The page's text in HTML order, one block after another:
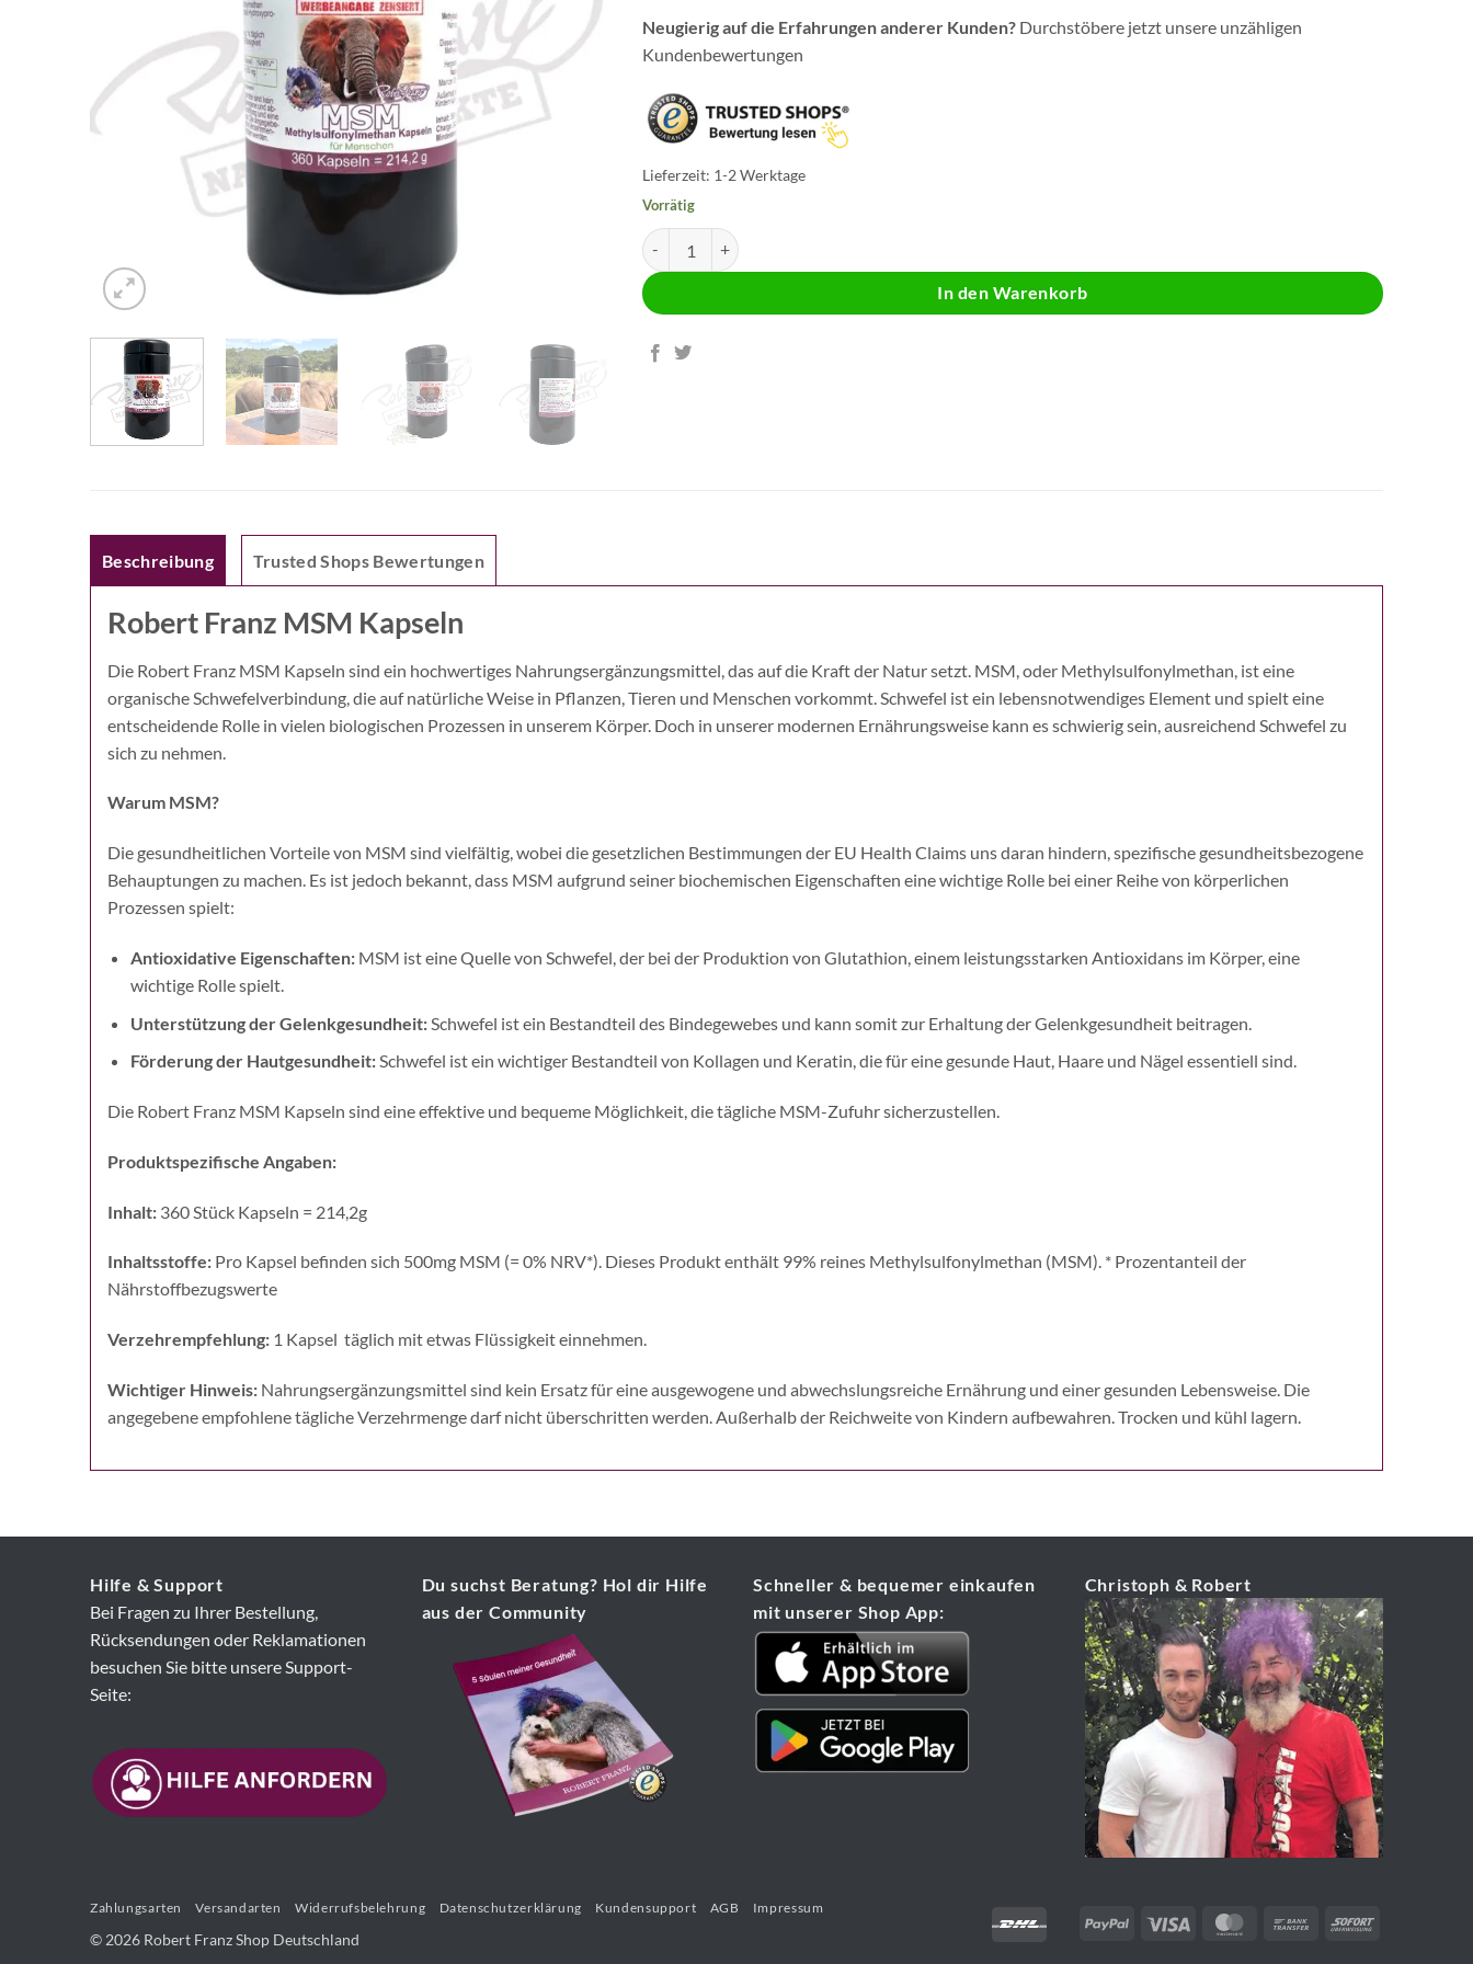
Neugierig auf die Erfahrungen anderer Kunden? Durchstöbere jetzt unsere unzähligen
Kundenbewertungen
Lieferzeit: 1-2 Werktage
Vorrätig
MSM Kapseln Menge
In den Warenkorb
Beschreibung Trusted Shops Bewertungen
Robert Franz MSM Kapseln
Die Robert Franz MSM Kapseln sind ein hochwertiges Nahrungsergänzungsmittel, das auf die Kraft der Natur setzt. MSM, oder Methylsulfonylmethan, ist eine
organische Schwefelverbindung, die auf natürliche Weise in Pflanzen, Tieren und Menschen vorkommt. Schwefel ist ein lebensnotwendiges Element und spielt eine
entscheidende Rolle in vielen biologischen Prozessen in unserem Körper. Doch in unserer modernen Ernährungsweise kann es schwierig sein, ausreichend Schwefel zu
sich zu nehmen.
Warum MSM?
Die gesundheitlichen Vorteile von MSM sind vielfältig, wobei die gesetzlichen Bestimmungen der EU Health Claims uns daran hindern, spezifische gesundheitsbezogene
Behauptungen zu machen. Es ist jedoch bekannt, dass MSM aufgrund seiner biochemischen Eigenschaften eine wichtige Rolle bei einer Reihe von körperlichen
Prozessen spielt:
Antioxidative Eigenschaften:MSM ist eine Quelle von Schwefel, der bei der Produktion von Glutathion, einem leistungsstarken Antioxidans im Körper, eine
wichtige Rolle spielt.
Unterstützung der Gelenkgesundheit:Schwefel ist ein Bestandteil des Bindegewebes und kann somit zur Erhaltung der Gelenkgesundheit beitragen.
Förderung der Hautgesundheit:Schwefel ist ein wichtiger Bestandteil von Kollagen und Keratin, die für eine gesunde Haut, Haare und Nägel essentiell sind.
Die Robert Franz MSM Kapseln sind eine effektive und bequeme Möglichkeit, die tägliche MSM-Zufuhr sicherzustellen.
Produktspezifische Angaben:
Inhalt: 360 Stück Kapseln = 214,2g
Inhaltsstoffe: Pro Kapsel befinden sich 500mg MSM (= 0% NRV*). Dieses Produkt enthält 99% reines Methylsulfonylmethan (MSM). * Prozentanteil der
Nährstoffbezugswerte
Verzehrempfehlung: 1 Kapsel täglich mit etwas Flüssigkeit einnehmen.
Wichtiger Hinweis: Nahrungsergänzungsmittel sind kein Ersatz für eine ausgewogene und abwechslungsreiche Ernährung und einer gesunden Lebensweise. Die
angegebene empfohlene tägliche Verzehrmenge darf nicht überschritten werden. Außerhalb der Reichweite von Kindern aufbewahren. Trocken und kühl lagern.
Hilfe & Support
Bei Fragen zu Ihrer Bestellung,
Rücksendungen oder Reklamationen
besuchen Sie bitte unsere Support-
Seite:
Du suchst Beratung? Hol dir Hilfe
aus der Community
Schneller & bequemer einkaufen
mit unserer Shop App:
Christoph & Robert
PayPal Visa MasterCardBank
Sofort
Zahlungsarten Versandarten Widerrufsbelehrung Datenschutzerklärung Kundensupport AGB Impressum
© 2026 Robert Franz Shop Deutschland